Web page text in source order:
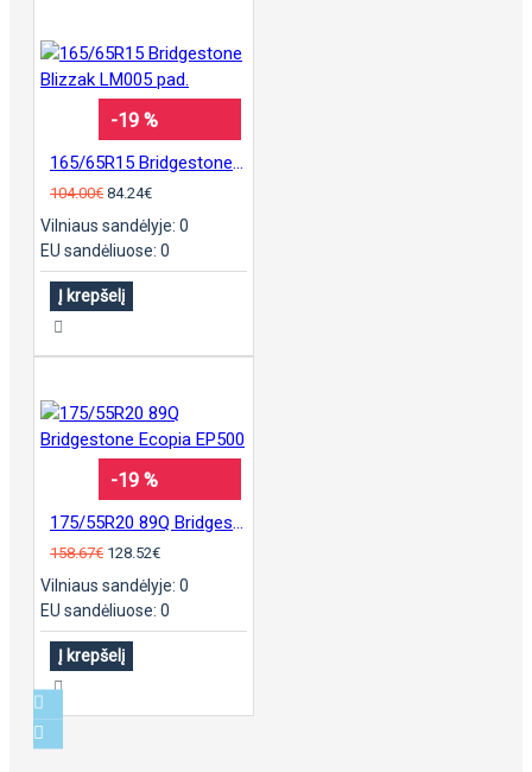
-19 %
104.00€ 84.24€
Vilniaus sandėlyje: 0
EU sandėliuose: 0
Į krepšelį
-19 %
158.67€ 128.52€
Vilniaus sandėlyje: 0
EU sandėliuose: 0
Į krepšelį